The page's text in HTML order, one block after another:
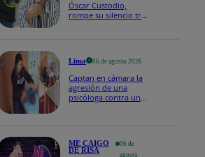
Óscar Custodio,
rompe su silencio tras
Lima 06 de agosto 2026
Captan en cámara la
agresión de una
psicóloga contra un
ME CAIGO
DE RISA
06 de
agosto